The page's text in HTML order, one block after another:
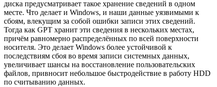
диска предусматривает такое хранение сведений в одном
месте. Что делает и Windows, и наши данные уязвимыми к
сбоям, влекущим за собой ошибки записи этих сведений.
Тогда как GPT хранит эти сведения в нескольких местах,
причём равномерно распределённых по всей поверхности
носителя. Это делает Windows более устойчивой к
последствиям сбоя во время записи системных данных,
увеличивает шансы на восстановление пользовательских
файлов, привносит небольшое быстродействие в работу HDD
по считыванию данных.